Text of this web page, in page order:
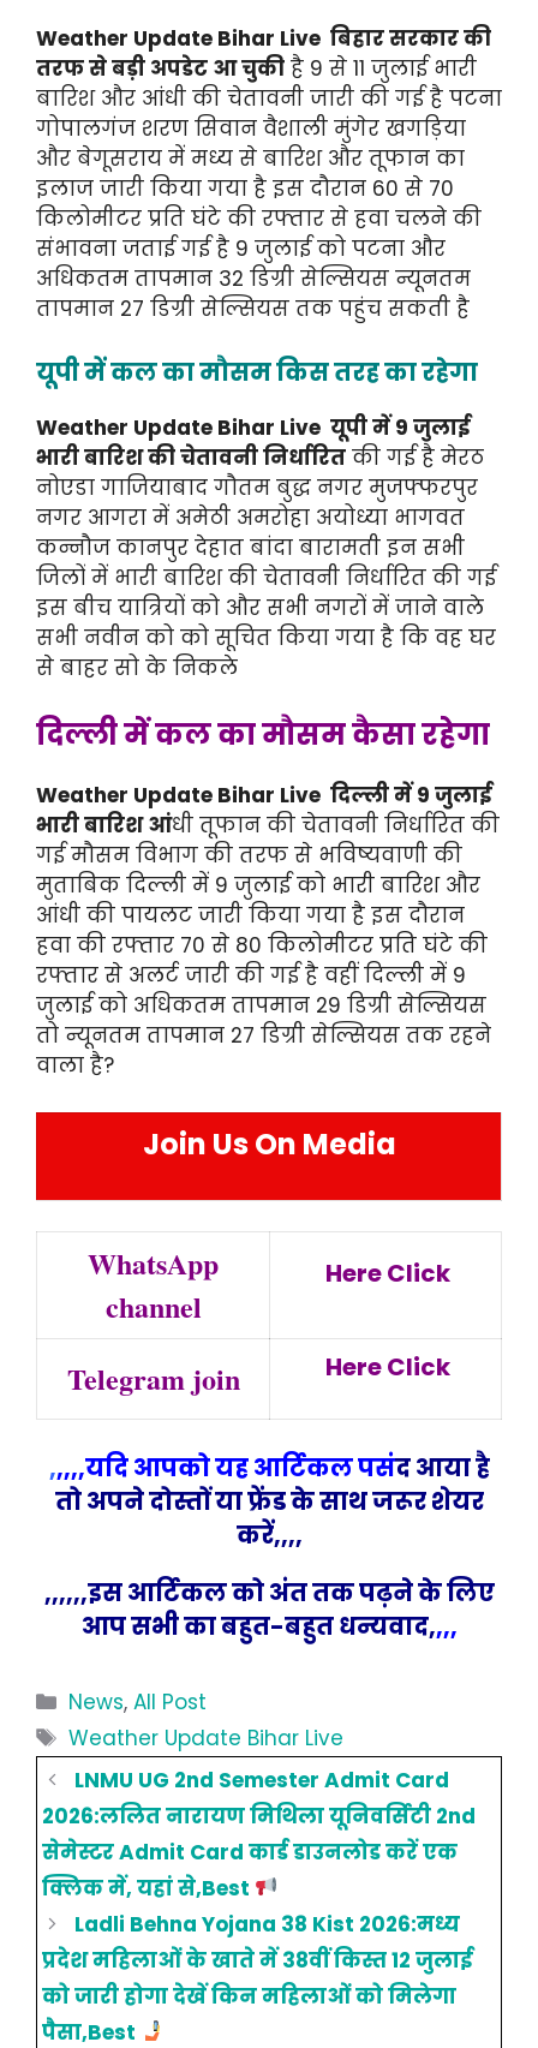
Weather Update Bihar Live बिहार सरकार की
तरफ से बड़ी अपडेट आ चुकी है 9 से 11 जुलाई भारी
बारिश और आंधी की चेतावनी जारी की गई है पटना
गोपालगंज शरण सिवान वैशाली मुंगेर खगड़िया
और बेगूसराय में मध्य से बारिश और तूफान का
इलाज जारी किया गया है इस दौरान 60 से 70
किलोमीटर प्रति घंटे की रफ्तार से हवा चलने की
संभावना जताई गई है 9 जुलाई को पटना और
अधिकतम तापमान 32 डिग्री सेल्सियस न्यूनतम
तापमान 27 डिग्री सेल्सियस तक पहुंच सकती है
यूपी में कल का मौसम किस तरह का रहेगा
Weather Update Bihar Live यूपी में 9 जुलाई
भारी बारिश की चेतावनी निर्धारित की गई है मेरठ
नोएडा गाजियाबाद गौतम बुद्ध नगर मुजफ्फरपुर
नगर आगरा में अमेठी अमरोहा अयोध्या भागवत
कन्नौज कानपुर देहात बांदा बारामती इन सभी
जिलों में भारी बारिश की चेतावनी निर्धारित की गई
इस बीच यात्रियों को और सभी नगरों में जाने वाले
सभी नवीन को को सूचित किया गया है कि वह घर
से बाहर सो के निकले
दिल्ली में कल का मौसम कैसा रहेगा
Weather Update Bihar Live दिल्ली में 9 जुलाई
भारी बारिश आंधी तूफान की चेतावनी निर्धारित की
गई मौसम विभाग की तरफ से भविष्यवाणी की
मुताबिक दिल्ली में 9 जुलाई को भारी बारिश और
आंधी की पायलट जारी किया गया है इस दौरान
हवा की रफ्तार 70 से 80 किलोमीटर प्रति घंटे की
रफ्तार से अलर्ट जारी की गई है वहीं दिल्ली में 9
जुलाई को अधिकतम तापमान 29 डिग्री सेल्सियस
तो न्यूनतम तापमान 27 डिग्री सेल्सियस तक रहने
वाला है?
Join Us On Media
WhatsApp
channel
Here Click
Telegram join Here Click
,,,,,यदि आपको यह आर्टिकल पसंद आया है
तो अपने दोस्तों या फ्रेंड के साथ जरूर शेयर
करें,,,,
,,,,,,इस आर्टिकल को अंत तक पढ़ने के लिए
आप सभी का बहुत-बहुत धन्यवाद,,,,
Categories
News,All Post
Tags
Weather Update Bihar Live
LNMU UG 2nd Semester Admit Card
2026:ललित नारायण मिथिला यूनिवर्सिटी 2nd
सेमेस्टर Admit Card कार्ड डाउनलोड करें एक
क्लिक में, यहां से,Best
Ladli Behna Yojana 38 Kist 2026:मध्य
प्रदेश महिलाओं के खाते में 38वीं किस्त 12 जुलाई
को जारी होगा देखें किन महिलाओं को मिलेगा
पैसा,Best